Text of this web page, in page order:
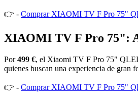
👉 - Comprar XIAOMI TV F Pro 75"
XIAOMI TV F Pro 75":
Por499 €, el Xiaomi TV F Pro 75"
quienes buscan una experiencia de gran
👉 - Comprar XIAOMI TV F Pro 75"